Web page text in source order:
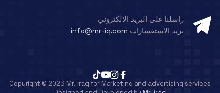
راسلنا على البريد الالكتروني
بريد الاستفسارات info@mr-iq.com
Copyright © 2023 Mr. iraq for Marketing and advertising services